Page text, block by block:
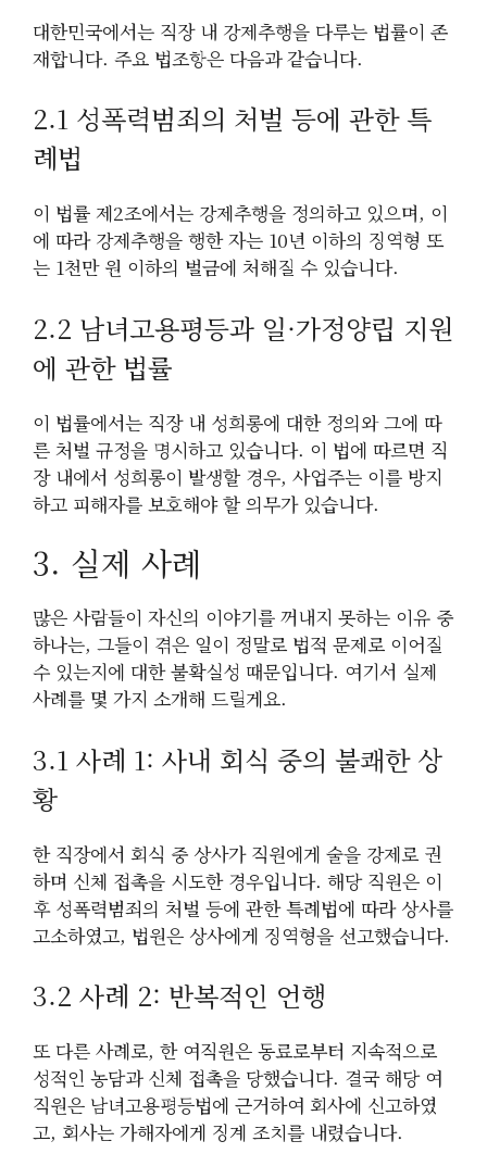
대한민국에서는 직장 내 강제추행을 다루는 법률이 존
재합니다. 주요 법조항은 다음과 같습니다.
2.1 성폭력범죄의 처벌 등에 관한 특
례법
이 법률 제2조에서는 강제추행을 정의하고 있으며, 이
에 따라 강제추행을 행한 자는 10년 이하의 징역형 또
는 1천만 원 이하의 벌금에 처해질 수 있습니다.
2.2 남녀고용평등과 일·가정양립 지원
에 관한 법률
이 법률에서는 직장 내 성희롱에 대한 정의와 그에 따
른 처벌 규정을 명시하고 있습니다. 이 법에 따르면 직
장 내에서 성희롱이 발생할 경우, 사업주는 이를 방지
하고 피해자를 보호해야 할 의무가 있습니다.
3. 실제 사례
많은 사람들이 자신의 이야기를 꺼내지 못하는 이유 중
하나는, 그들이 겪은 일이 정말로 법적 문제로 이어질
수 있는지에 대한 불확실성 때문입니다. 여기서 실제
사례를 몇 가지 소개해 드릴게요.
3.1 사례 1: 사내 회식 중의 불쾌한 상
황
한 직장에서 회식 중 상사가 직원에게 술을 강제로 권
하며 신체 접촉을 시도한 경우입니다. 해당 직원은 이
후 성폭력범죄의 처벌 등에 관한 특례법에 따라 상사를
고소하였고, 법원은 상사에게 징역형을 선고했습니다.
3.2 사례 2: 반복적인 언행
또 다른 사례로, 한 여직원은 동료로부터 지속적으로
성적인 농담과 신체 접촉을 당했습니다. 결국 해당 여
직원은 남녀고용평등법에 근거하여 회사에 신고하였
고, 회사는 가해자에게 징계 조치를 내렸습니다.